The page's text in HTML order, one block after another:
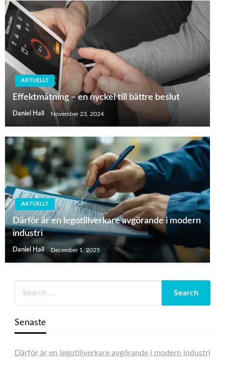
AKTUELLT
Effektmätning – en nyckel till bättre beslut
Daniel Hall November 23, 2024
AKTUELLT
Därför är en legotillverkare avgörande i modern
industri
Daniel Hall December 1, 2025
Senaste
Därför är en legotillverkare avgörande i modern industri